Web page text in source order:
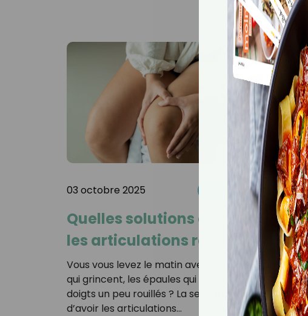
03 octobre 2025 BIEN-ÊTRE
Quelles solutions contre
les articulations raides ?
Vous vous levez le matin avec les genoux
qui grincent, les épaules qui tirent, ou les
doigts un peu rouillés ? La sensation
d’avoir les articulations…